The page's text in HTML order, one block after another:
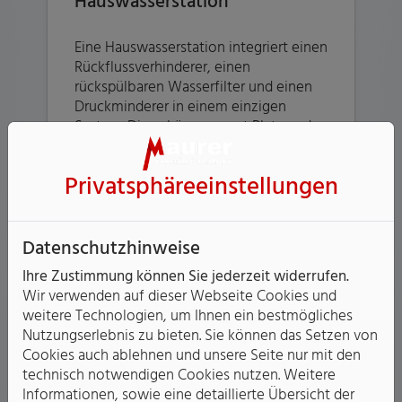
Eine Hauswasserstation integriert einen
Rückflussverhinderer, einen
rückspülbaren Wasserfilter und einen
Druckminderer in einem einzigen
System. Diese Lösung spart Platz und
lässt sich leichter installieren als die
einzelnen Komponenten.
Privatsphäre­einstellungen
Datenschutzhinweise
Ihre Zustimmung können Sie jederzeit widerrufen.
Wir verwenden auf dieser Webseite Cookies und
weitere Technologien, um Ihnen ein bestmögliches
Nutzungserlebnis zu bieten. Sie können das Setzen von
Cookies auch ablehnen und unsere Seite nur mit den
technisch notwendigen Cookies nutzen. Weitere
Informationen, sowie eine detaillierte Übersicht der